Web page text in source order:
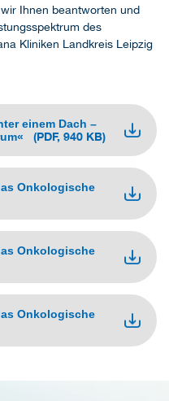
Ihnen beantworten und
des
Kliniken Landkreis Leipzig
einem Dach –
(PDF, 940 KB)
Onkologische
Onkologische
Onkologische